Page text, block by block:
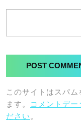
このサイトはスパ
ます。
コメントデー
ださい 。